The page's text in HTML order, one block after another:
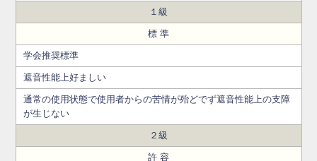
１級
標 準
学会推奨標準
遮音性能上好ましい
通常の使用状態で使用者からの苦情が殆どでず遮音性能上の支障
が生じない
２級
許 容